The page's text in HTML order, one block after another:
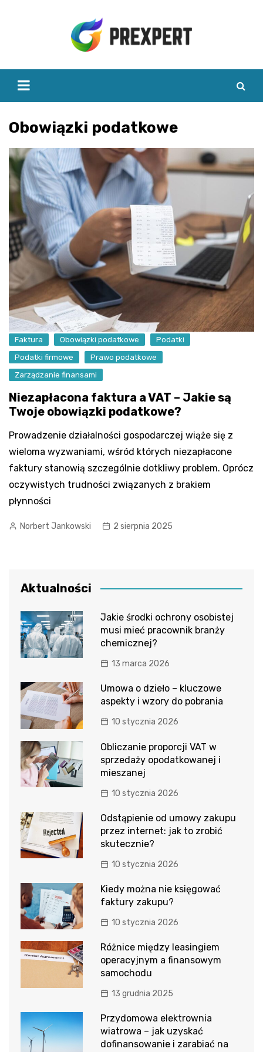
Obowiązki podatkowe
Faktura Obowiązki podatkowe
Podatki
Podatki firmowe
Prawo podatkowe
Zarządzanie finansami
Niezapłacona faktura a VAT – Jakie są
Twoje obowiązki podatkowe?
Prowadzenie działalności gospodarczej wiąże się z
wieloma wyzwaniami, wśród których niezapłacone
faktury stanowią szczególnie dotkliwy problem. Oprócz
oczywistych trudności związanych z brakiem
płynności
Norbert Jankowski 2 sierpnia 2025
Aktualności
Jakie środki ochrony osobistej
musi mieć pracownik branży
chemicznej?
13 marca 2026
Umowa o dzieło – kluczowe
aspekty i wzory do pobrania
10 stycznia 2026
Obliczanie proporcji VAT w
sprzedaży opodatkowanej i
mieszanej
10 stycznia 2026
Odstąpienie od umowy zakupu
przez internet: jak to zrobić
skutecznie?
10 stycznia 2026
Kiedy można nie księgować
faktury zakupu?
10 stycznia 2026
Różnice między leasingiem
operacyjnym a finansowym
samochodu
13 grudnia 2025
Przydomowa elektrownia
wiatrowa – jak uzyskać
dofinansowanie i zarabiać na